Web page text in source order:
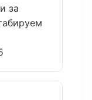
за